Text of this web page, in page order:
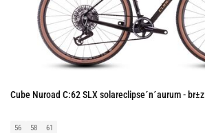
Cube Nuroad C:62 SLX solareclipse´n´aurum - br±z
56 58 61